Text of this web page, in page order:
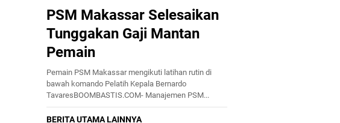
PSM Makassar Selesaikan
Tunggakan Gaji Mantan
Pemain
Pemain PSM Makassar mengikuti latihan rutin di
bawah komando Pelatih Kepala Bernardo
TavaresBOOMBASTIS.COM- Manajemen PSM...